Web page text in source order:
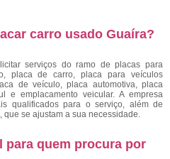
carro usado Guaíra?
serviços do ramo de placas para
placa de carro, placa para veículos
de veículo, placa automotiva, placa
e emplacamento veicular. A empresa
qualificados para o serviço, além de
se ajustam a sua necessidade.
para quem procura por